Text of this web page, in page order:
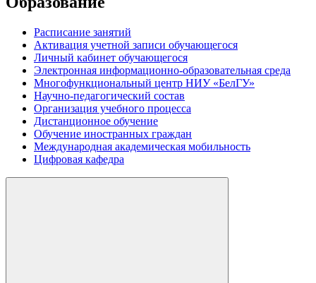
Расписание занятий
Активация учетной записи обучающегося
Личный кабинет обучающегося
Электронная информационно-образовательная среда
Многофункциональный центр НИУ «БелГУ»
Научно-педагогический состав
Организация учебного процесса
Дистанционное обучение
Обучение иностранных граждан
Международная академическая мобильность
Цифровая кафедра